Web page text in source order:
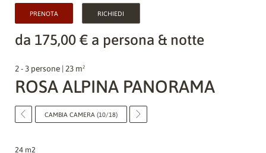
PRENOTA RICHIEDI
da 175,00 € a persona & notte
2 - 3 persone | 23 m²
ROSA ALPINA PANORAMA
CAMBIA CAMERA (10/18)
24 m2